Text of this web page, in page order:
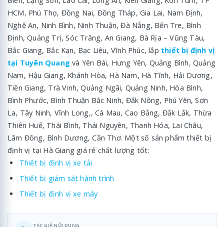
HCM, Phú Thọ, Đồng Nai, Đồng Tháp, Gia Lai, Nam Định,
Nghệ An, Ninh Bình, Ninh Thuận, Đà Nẵng, Bến Tre, Bình
Định, Quảng Trị, Sóc Trăng, An Giang, Bà Rịa – Vũng Tàu,
Bắc Giang, Bắc Kạn, Bạc Liêu, Vĩnh Phúc, lắp thiết bị định vị
tại Tuyên Quang và Yên Bái, Hưng Yên, Quảng Bình, Quảng
Nam, Hậu Giang, Khánh Hòa, Hà Nam, Hà Tĩnh, Hải Dương,
Tiền Giang, Trà Vinh, Quảng Ngãi, Quảng Ninh, Hòa Bình,
Bình Phước, Bình Thuận Bắc Ninh, Đắk Nông, Phú Yên, Sơn
La, Tây Ninh, Vĩnh Long,, Cà Mau, Cao Bằng, Đắk Lắk, Thừa
Thiên Huế, Thái Bình, Thái Nguyên, Thanh Hóa, Lai Châu,
Lâm Đồng, Bình Dương, Cần Thơ. Một số sản phẩm thiết bị
định vị tại Hà Giang giá rẻ chất lượng tốt:
Thiết bị định vị xe tải
Thiết bị giám sát hành trình
Thiết bị định vị xe máy
TÁC GIẢ NỘI DUNG